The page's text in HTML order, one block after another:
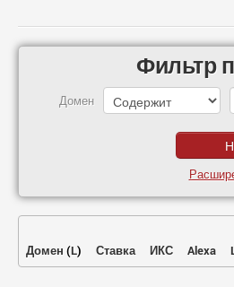
Фильтр
Домен
Домен (L) Ставка ИКС Alexa